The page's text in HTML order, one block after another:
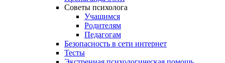
Советы психолога
Учащимся
Родителям
Педагогам
Безопасность в сети интернет
Тесты